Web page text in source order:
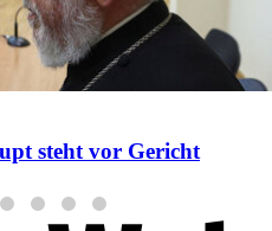
steht vor Gericht